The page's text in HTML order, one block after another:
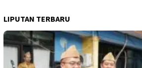
LIPUTAN TERBARU